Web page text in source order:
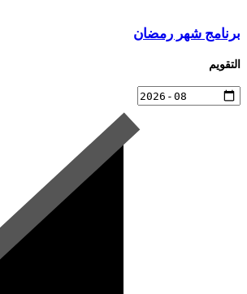
برنامج شهر رمضان
التقويم